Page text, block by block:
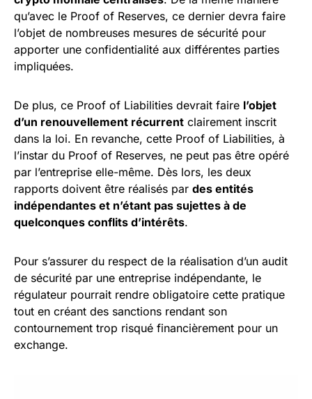
qu’avec le Proof of Reserves, ce dernier devra faire
l’objet de nombreuses mesures de sécurité pour
apporter une confidentialité aux différentes parties
impliquées.
De plus, ce Proof of Liabilities devrait faire l’objet
d’un renouvellement récurrent clairement inscrit
dans la loi. En revanche, cette Proof of Liabilities, à
l’instar du Proof of Reserves, ne peut pas être opéré
par l’entreprise elle-même. Dès lors, les deux
rapports doivent être réalisés par des entités
indépendantes et n’étant pas sujettes à de
quelconques conflits d’intérêts.
Pour s’assurer du respect de la réalisation d’un audit
de sécurité par une entreprise indépendante, le
régulateur pourrait rendre obligatoire cette pratique
tout en créant des sanctions rendant son
contournement trop risqué financièrement pour un
exchange.